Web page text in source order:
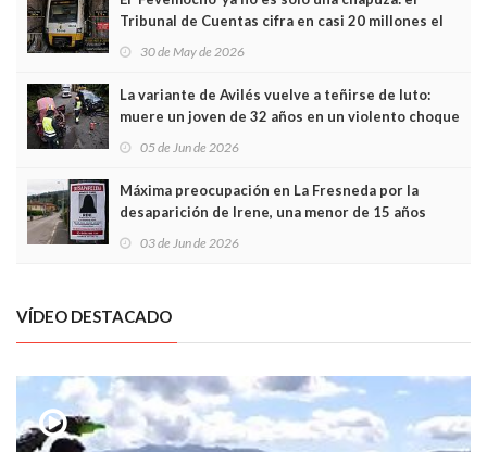
Tribunal de Cuentas cifra en casi 20 millones el
sobrecoste de los trenes que no cabían por los
30 de May de 2026
La variante de Avilés vuelve a teñirse de luto:
muere un joven de 32 años en un violento choque
frontal
05 de Jun de 2026
Máxima preocupación en La Fresneda por la
desaparición de Irene, una menor de 15 años
03 de Jun de 2026
VÍDEO DESTACADO